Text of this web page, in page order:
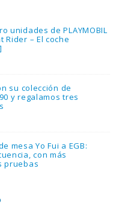
unidades de PLAYMOBIL
Rider – El coche
su colección de
y regalamos tres
mesa Yo Fui a EGB:
con más
pruebas